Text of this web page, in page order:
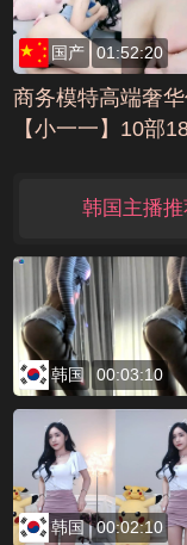
国产 01:52:20
商务模特高端奢
【小一一】10部
韩国主播
韩国 00:03:10
韩国 00:02:10